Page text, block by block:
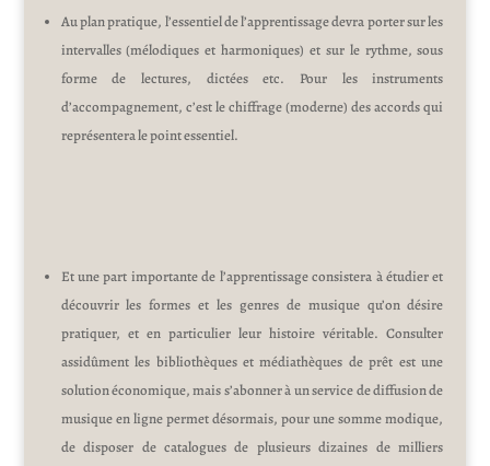
Au plan pratique, l’essentiel de l’apprentissage devra porter sur les
intervalles (mélodiques et harmoniques) et sur le rythme, sous
forme de lectures, dictées etc. Pour les instruments
d’accompagnement, c’est le chiffrage (moderne) des accords qui
représentera le point essentiel.
Et une part importante de l’apprentissage consistera à étudier et
découvrir les formes et les genres de musique qu’on désire
pratiquer, et en particulier leur histoire véritable. Consulter
assidûment les bibliothèques et médiathèques de prêt est une
solution économique, mais s’abonner à un service de diffusion de
musique en ligne permet désormais, pour une somme modique,
de disposer de catalogues de plusieurs dizaines de milliers